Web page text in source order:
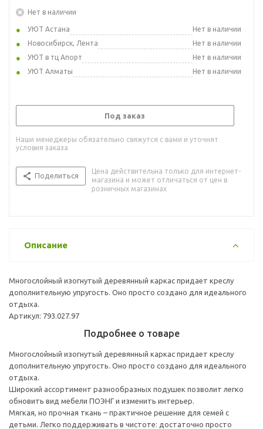
Нет в наличии
УЮТ Астана
Нет в наличии
Новосибирск, Лента
Нет в наличии
УЮТ в тц Апорт
Нет в наличии
УЮТ Алматы
Нет в наличии
Под заказ
Наши менеджеры обязательно свяжутся с вами и уточнят
условия заказа
Поделиться
Цена действительна только для интернет-
магазина и может отличаться от цен в
розничных магазинах
Описание
Многослойный изогнутый деревянный каркас придает креслу
дополнительную упругость. Оно просто создано для идеального
отдыха.
Артикул: 793.027.97
Подробнее о товаре
Многослойный изогнутый деревянный каркас придает креслу
дополнительную упругость. Оно просто создано для идеального
отдыха.
Широкий ассортимент разнообразных подушек позволит легко
обновить вид мебели ПОЭНГ и изменить интерьер.
Мягкая, но прочная ткань – практичное решение для семей с
детьми. Легко поддерживать в чистоте: достаточно просто